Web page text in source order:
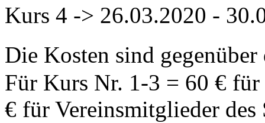
Kurs 4 -> 26.03.2020 -
Die Kosten sind
Für Kurs Nr. 1-3 = 60 €
€ für Vereinsmitglieder